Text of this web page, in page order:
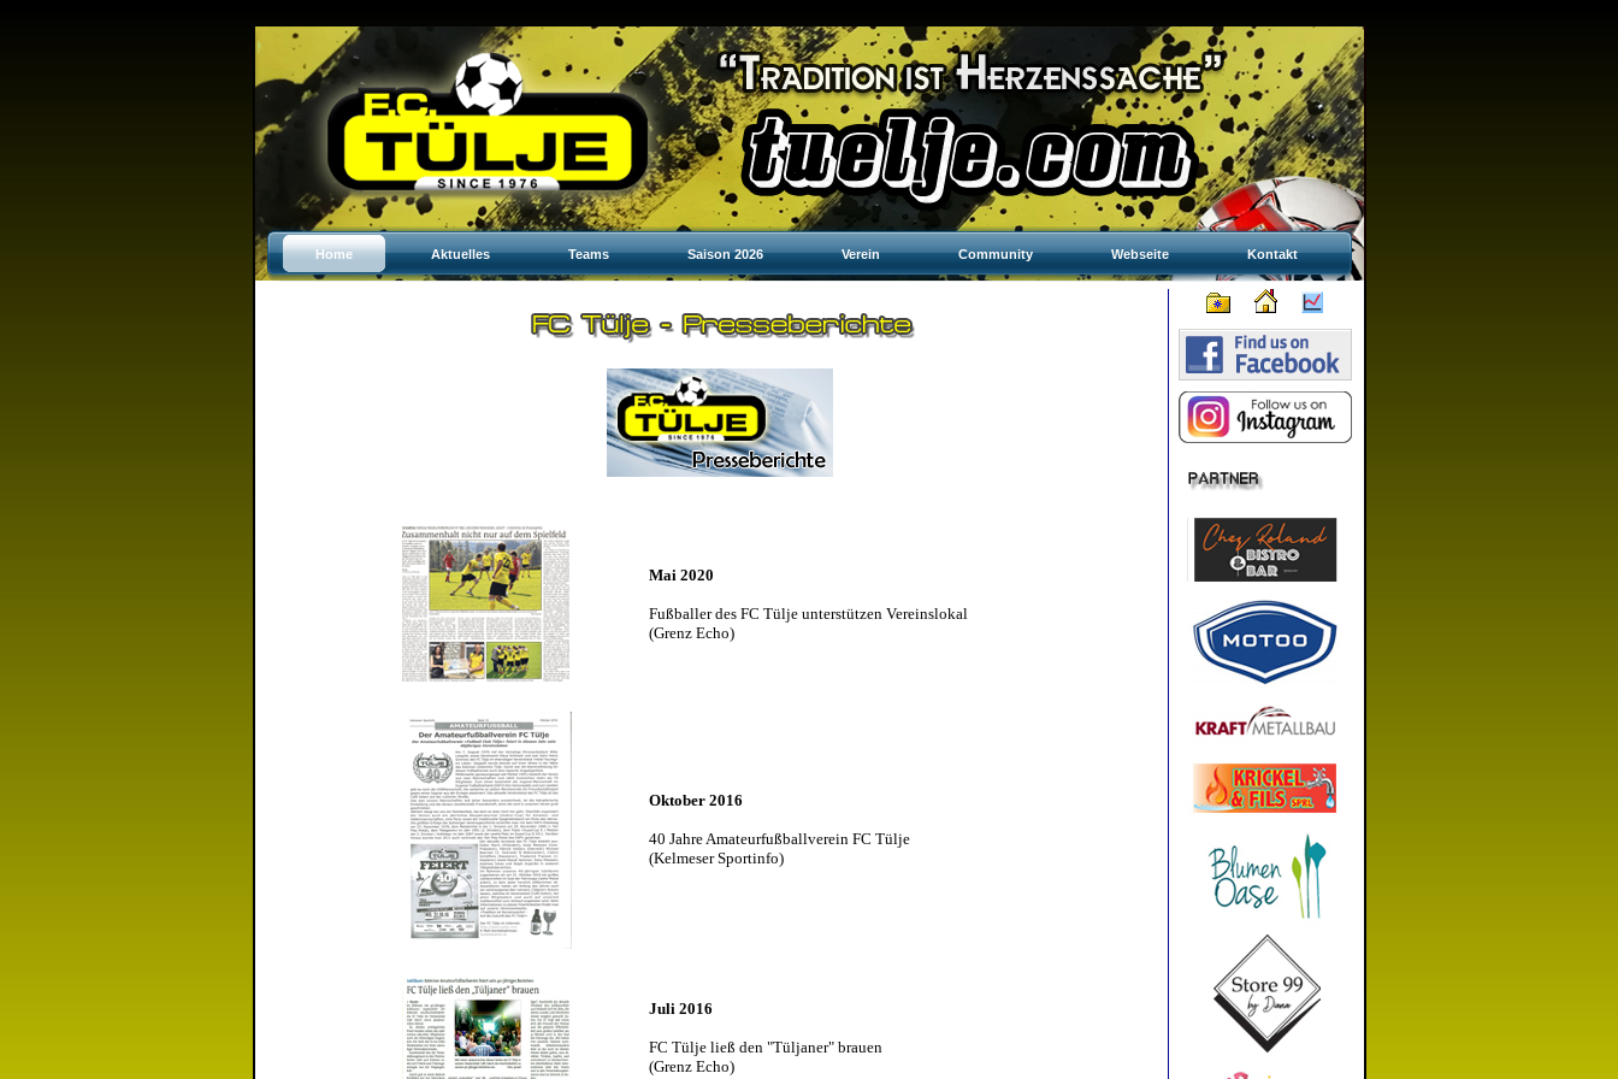
Home Aktuelles Teams Saison 2026 Verein Community Webseite Kontakt
Mai 2020
Fußballer des FC Tülje unterstützen Vereinslokal
(Grenz Echo)
Oktober 2016
40 Jahre Amateurfußballverein FC Tülje
(Kelmeser Sportinfo)
Juli 2016
FC Tülje ließ den "Tüljaner" brauen
(Grenz Echo)